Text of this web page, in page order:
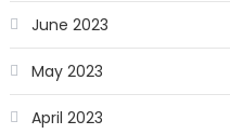
June 2023
May 2023
April 2023